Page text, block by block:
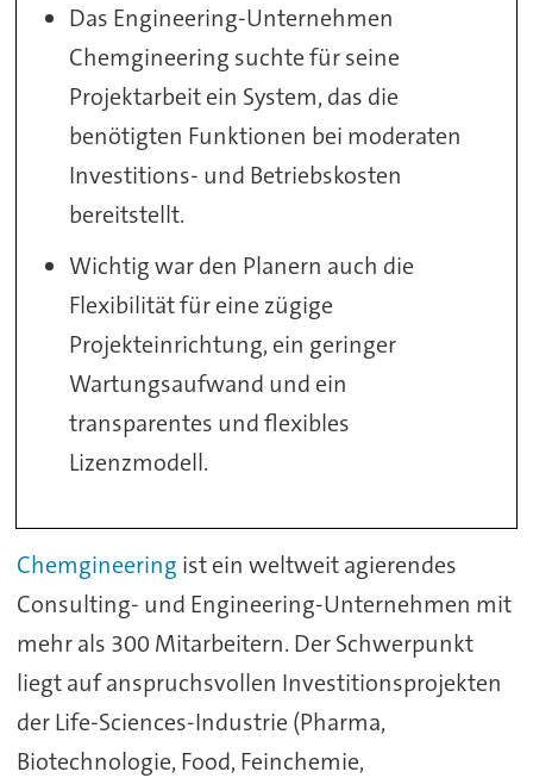
Das Engineering-Unternehmen
Chemgineering suchte für seine
Projektarbeit ein System, das die
benötigten Funktionen bei moderaten
Investitions- und Betriebskosten
bereitstellt.
Wichtig war den Planern auch die
Flexibilität für eine zügige
Projekteinrichtung, ein geringer
Wartungsaufwand und ein
transparentes und flexibles
Lizenzmodell.
Chemgineering ist ein weltweit agierendes
Consulting- und Engineering-Unternehmen mit
mehr als 300 Mitarbeitern. Der Schwerpunkt
liegt auf anspruchsvollen Investitionsprojekten
der Life-Sciences-Industrie (Pharma,
Biotechnologie, Food, Feinchemie,